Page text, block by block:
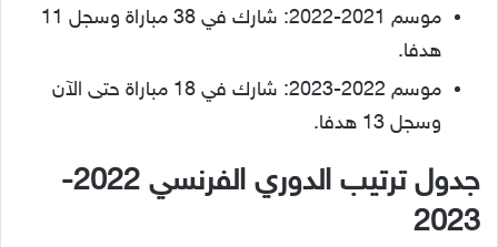
موسم 2021-2022: شارك في 38 مباراة وسجل 11
هدفا.
موسم 2022-2023: شارك في 18 مباراة حتى الآن
وسجل 13 هدفا.
جدول ترتيب الدوري الفرنسي 2022-
2023